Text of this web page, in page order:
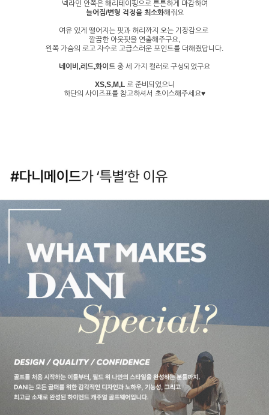
넥라인 안쪽은 해리테이핑으로 튼튼하게 마감하여
늘어짐/변형 걱정을 최소화해줘요
여유 있게 떨어지는 핏과 허리까지 오는 기장감으로
깔끔한 아웃핏을 연출해주구요,
왼쪽 가슴의 로고 자수로 고급스러운 포인트를 더해줬답니다.
네이비,레드,화이트 총 세 가지 컬러로 구성되었구요
XS,S,M,L로 준비되었으니
하단의 사이즈표를 참고하셔서 초이스해주세요♥